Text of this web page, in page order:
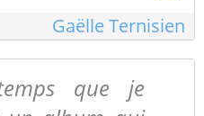
Gaëlle Ternisien
que je